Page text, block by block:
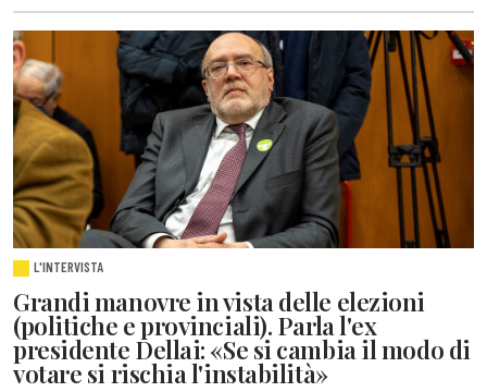
L'INTERVISTA
Grandi manovre in vista delle elezioni
(politiche e provinciali). Parla l'ex
presidente Dellai: «Se si cambia il modo di
votare si rischia l'instabilità»